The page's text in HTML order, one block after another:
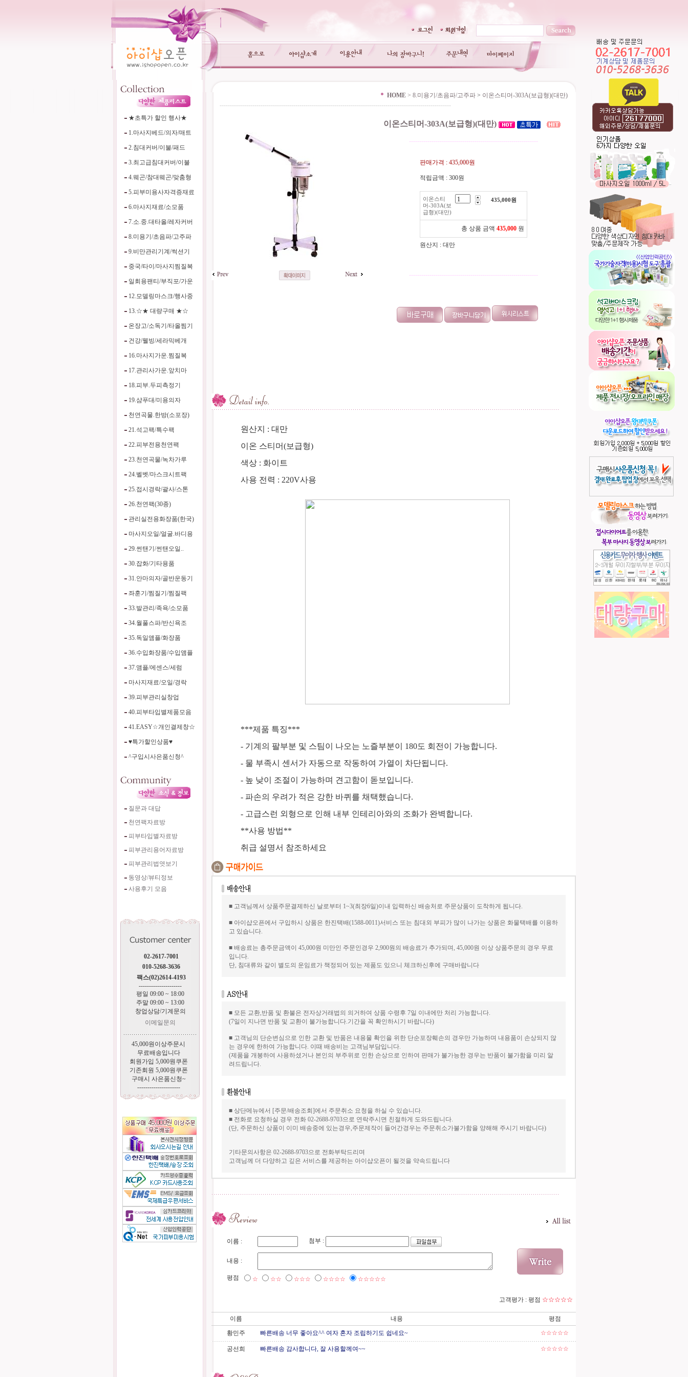
★초특가 할인 행사★
1.마사지베드/의자/매트
2.침대커버/이불/패드
3.최고급침대커버/이불
4.웨곤/참대웨곤/맞춤형
5.피부미용사자격증재료
6.마사지재료/소모품
7.소.중.대타올/레자커버
8.미용기/초음파/고주파
9.비만관리기계/썩션기
중국/타이/마사지찜질복
일회용팬티/부직포/가운
12.모델링마스크/행사중
13.☆★ 대량구매 ★☆
온장고/소독기/타올찜기
건강/웰빙/세라믹베개
16.마사지가운.찜질복
17.관리사가운.앞치마
18.피부.두피측정기
19.샴푸대/미용의자
천연곡물.한방(소포장)
21.석고팩/특수팩
22.피부전용천연팩
23.천연곡물/녹차가루
24.벨벳/마스크시트팩
25.접시경락/괄사/스톤
26.천연팩(30종)
관리실전용화장품(한국)
마사지오일/얼굴.바디용
29.썬탠기/썬탠오일..
30.잡화/기타용품
31.안마의자/골반운동기
좌훈기/찜질기/찜질팩
33.발관리/족욕/소모품
34.월풀스파/반신욕조
35.독일앰플/화장품
36.수입화장품/수입앰플
37.앰플/에센스/세럼
마사지재료/오일/경락
39.피부관리실창업
40.피부타입별제품모음
41.EASY☆개인결제창☆
♥특가할인상품♥
^구입시사은품신청^
질문과 대답
천연팩자료방
피부타입별자료방
피부관리용어자료방
피부관리법엿보기
동영상/뷰티정보
사용후기 모음
02-2617-7001
010-5268-3636
팩스(02)2614-4193
---------------------
평일 09:00 ~ 18:00
주말 09:00 ~ 13:00
창업상담/기계문의
이메일문의
45,000원이상주문시
무료배송입니다
회원가입 5,000원쿠폰
기존회원 5,000원쿠폰
구매시 사은품신청~
---------------------
HOME > 8.미용기/초음파/고주파 > 이온스티머-303A(보급형)(대만)
-----------------------------------------------------------------------------------------------------------------
이온스티머-303A(보급형)(대만)
---------------------------------------------------------------
판매가격 : 435,000원
적립금액 : 300원
이온스티
머-303A(보
급형)(대만)
435,000원
총 상품 금액 435,000 원
원산지 : 대만
---------------------------------------------------------------
원산지 : 대만
이온 스티머(보급형)
색상 : 화이트
사용 전력 : 220V사용
***제품 특징***
- 기계의 팔부분 및 스팀이 나오는 노즐부분이 180도 회전이 가능합니다.
- 물 부족시 센서가 자동으로 작동하여 가열이 차단됩니다.
- 높 낮이 조절이 가능하며 견고함이 돋보입니다.
- 파손의 우려가 적은 강한 바퀴를 채택했습니다.
- 고급스런 외형으로 인해 내부 인테리아와의 조화가 완벽합니다.
**사용 방법**
취급 설명서 참조하세요
■ 고객님께서 상품주문결제하신 날로부터 1~3(최장6일)이내 입력하신 배송처로 주문상품이 도착하게 됩니다.
■ 아이샵오픈에서 구입하시 상품은 한진택배(1588-0011)서비스 또는 침대외 부피가 많이 나가는 상품은 화물택배를 이용하
고 있습니다.
■ 배송료는 총주문금액이 45,000원 미만인 주문인경우 2,900원의 배송료가 추가되며, 45,000원 이상 상품주문의 경우 무료
입니다.
단, 침대류와 같이 별도의 운임료가 책정되어 있는 제품도 있으니 체크하신후에 구매바랍니다
■ 모든 교환,반품 및 환불은 전자상거래법의 의거하여 상품 수령후 7일 이내에만 처리 가능합니다.
(7일이 지나면 반품 및 교환이 불가능합니다.기간을 꼭 확인하시기 바랍니다)
■ 고객님의 단순변심으로 인한 교환 및 반품은 내용물 확인을 위한 단순포장훼손의 경우만 가능하며 내용품이 손상되지 않
는 경우에 한하여 가능합니다. 이때 배송비는 고객님부담입니다.
(제품을 개봉하여 사용하셨거나 본인의 부주위로 인한 손상으로 인하여 판매가 불가능한 경우는 반품이 불가함을 미리 알
려드립니다.
■ 상단메뉴에서 [주문/배송조회]에서 주문취소 요청을 하실 수 있습니다.
■ 전화로 요청하실 경우 전화 02-2688-9703으로 연락주시면 친절하게 도와드립니다.
(단, 주문하신 상품이 이미 배송중에 있는경우,주문제작이 들어간경우는 주문취소가불가함을 양해해 주시기 바랍니다)
기타문의사항은 02-2688-9703으로 전화부탁드리며
고객님께 더 다양하고 깊은 서비스를 제공하는 아이샵오픈이 될것을 약속드립니다
이름 : 첨부 :
내용 :
평점 ☆ ☆☆ ☆☆☆ ☆☆☆☆ ☆☆☆☆☆
고객평가 : 평점 ☆☆☆☆☆
이름 내용
평점
황민주
빠른배송 너무 좋아요^^ 여자 혼자 조립하기도 쉽네요~ ☆☆☆☆☆
공선희 빠른배송 감사합니다, 잘 사용할께여~~ ☆☆☆☆☆